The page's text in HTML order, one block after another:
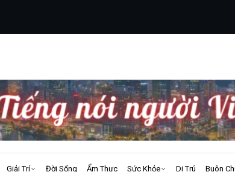
Giải Trí Đời Sống Ẩm Thực Sức Khỏe Di Trú Buôn